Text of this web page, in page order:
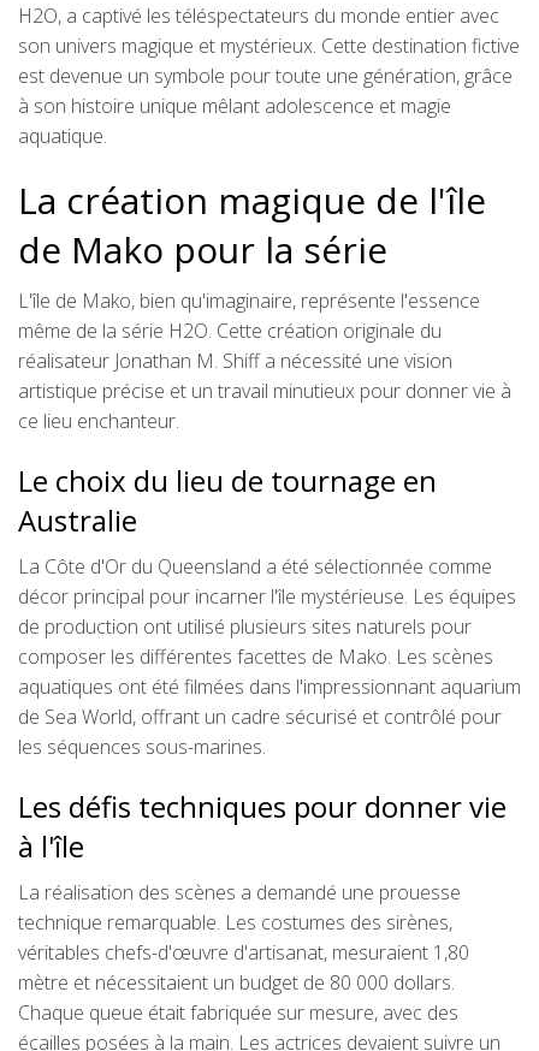
H2O, a captivé les téléspectateurs du monde entier avec
son univers magique et mystérieux. Cette destination fictive
est devenue un symbole pour toute une génération, grâce
à son histoire unique mêlant adolescence et magie
aquatique.
La création magique de l'île
de Mako pour la série
L'île de Mako, bien qu'imaginaire, représente l'essence
même de la série H2O. Cette création originale du
réalisateur Jonathan M. Shiff a nécessité une vision
artistique précise et un travail minutieux pour donner vie à
ce lieu enchanteur.
Le choix du lieu de tournage en
Australie
La Côte d'Or du Queensland a été sélectionnée comme
décor principal pour incarner l'île mystérieuse. Les équipes
de production ont utilisé plusieurs sites naturels pour
composer les différentes facettes de Mako. Les scènes
aquatiques ont été filmées dans l'impressionnant aquarium
de Sea World, offrant un cadre sécurisé et contrôlé pour
les séquences sous-marines.
Les défis techniques pour donner vie
à l'île
La réalisation des scènes a demandé une prouesse
technique remarquable. Les costumes des sirènes,
véritables chefs-d'œuvre d'artisanat, mesuraient 1,80
mètre et nécessitaient un budget de 80 000 dollars.
Chaque queue était fabriquée sur mesure, avec des
écailles posées à la main. Les actrices devaient suivre un